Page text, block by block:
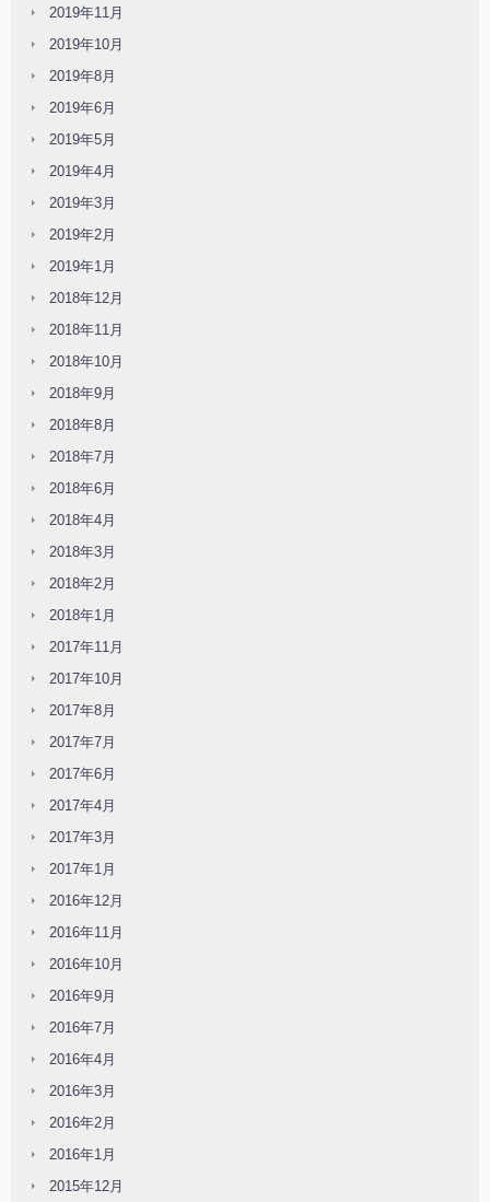
2019年11月
2019年10月
2019年8月
2019年6月
2019年5月
2019年4月
2019年3月
2019年2月
2019年1月
2018年12月
2018年11月
2018年10月
2018年9月
2018年8月
2018年7月
2018年6月
2018年4月
2018年3月
2018年2月
2018年1月
2017年11月
2017年10月
2017年8月
2017年7月
2017年6月
2017年4月
2017年3月
2017年1月
2016年12月
2016年11月
2016年10月
2016年9月
2016年7月
2016年4月
2016年3月
2016年2月
2016年1月
2015年12月